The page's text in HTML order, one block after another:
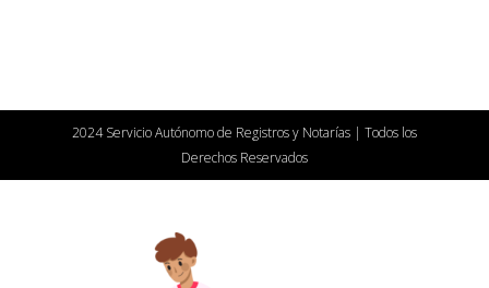
2024 Servicio Autónomo de Registros y Notarías | Todos los
Derechos Reservados